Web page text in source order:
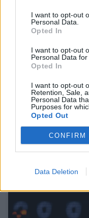
I want to opt-out
Personal Data.
Opted In
I want to opt-out
Personal Data for
Opted In
I want to opt-out
Retention, Sale,
Personal Data
Purposes for
Opted Out
CONFIRM
Data Deletion
„Žalgirio“
pratęsė sutartį